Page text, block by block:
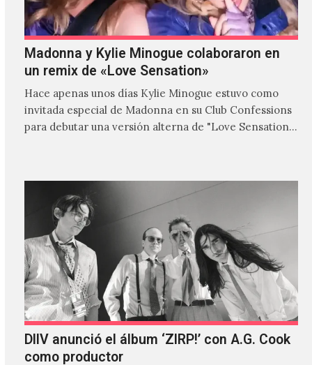
Madonna y Kylie Minogue colaboraron en
un remix de «Love Sensation»
Hace apenas unos días Kylie Minogue estuvo como
invitada especial de Madonna en su Club Confessions
para debutar una versión alterna de "Love Sensation",
DIIV anunció el álbum ‘ZIRP!’ con A.G. Cook
como productor